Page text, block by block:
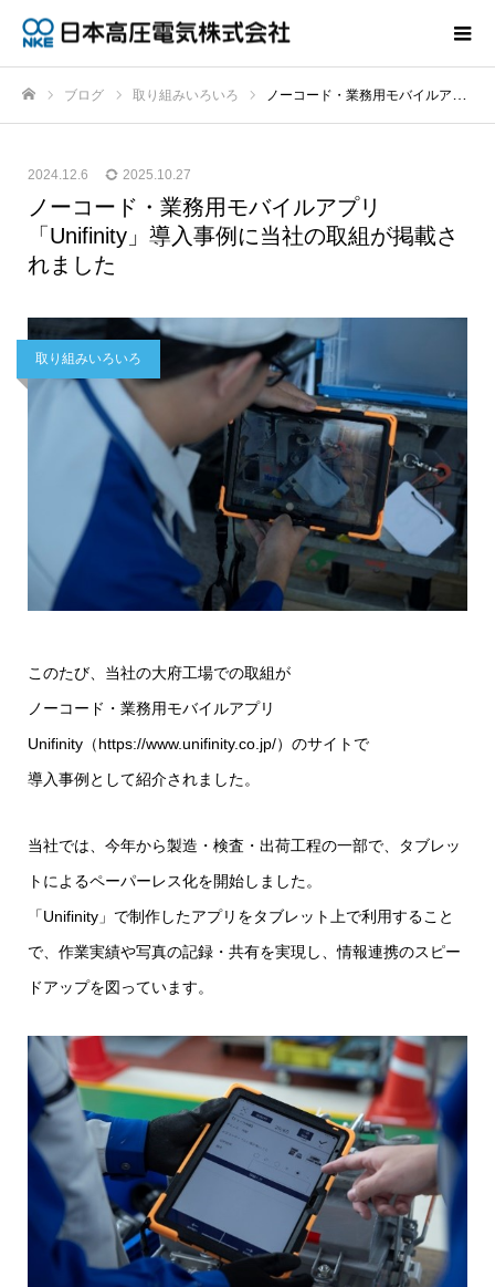
ブログ 取り組みいろいろ ノーコード・業務用モバイルアプリ「Unifinity」導入事例に当社の取組が掲載されました
2024.12.6 2025.10.27
ノーコード・業務用モバイルアプリ
「Unifinity」導入事例に当社の取組が掲載さ
れました
取り組みいろいろ
このたび、当社の大府工場での取組が
ノーコード・業務用モバイルアプリ
Unifinity（https://www.unifinity.co.jp/）のサイトで
導入事例として紹介されました。
当社では、今年から製造・検査・出荷工程の一部で、タブレッ
トによるペーパーレス化を開始しました。
「Unifinity」で制作したアプリをタブレット上で利用すること
で、作業実績や写真の記録・共有を実現し、情報連携のスピー
ドアップを図っています。